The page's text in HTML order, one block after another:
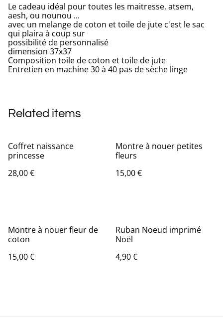
Le cadeau idéal pour toutes les maitresse, atsem,
aesh, ou nounou ...
avec un melange de coton et toile de jute c'est le sac
qui plaira à coup sur
possibilité de personnalisé
dimension 37x37
Composition toile de coton et toile de jute
Entretien en machine 30 à 40 pas de sèche linge
Related items
Coffret naissance
princesse
28,00 €
Montre à nouer petites
fleurs
15,00 €
Montre à nouer fleur de
coton
15,00 €
Ruban Noeud imprimé
Noël
4,90 €